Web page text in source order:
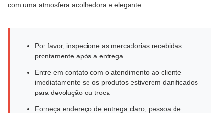
com uma atmosfera acolhedora e elegante.
Por favor, inspecione as mercadorias recebidas
prontamente após a entrega
Entre em contato com o atendimento ao cliente
imediatamente se os produtos estiverem danificados
para devolução ou troca
Forneça endereço de entrega claro, pessoa de